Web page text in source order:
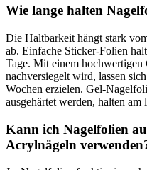
Wie lange halten
Die Haltbarkeit hängt stark
ab. Einfache Sticker-Folien
Tage. Mit einem
nachversiegelt wird, lassen
Wochen erzielen. Gel-
ausgehärtet werden, halten
Kann ich Nagelfolien
Acrylnägeln